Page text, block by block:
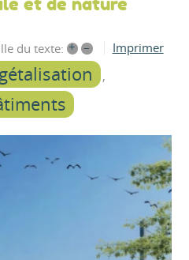
du texte: + – Imprimer